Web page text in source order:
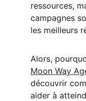
ressources,
campagnes
les meilleurs
Alors,
Moon Way
découvrir
aider à